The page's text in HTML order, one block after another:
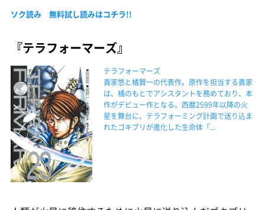
ソク読み 無料試し読みはコチラ!!
『テラフォーマーズ』
テラフォーマーズ
貴家悠と橘賢一の代表作。原作を担当する貴家
は、橘のもとでアシスタントを務めており、本
作がデビュー作となる。西暦2599年以降の火
星を舞台に、テラフォーミング計画で送り込ま
れたゴキブリが進化した生命体「...